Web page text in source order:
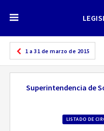
1 a 31 de marzo de 2015
Superintendencia de
LISTADO DE